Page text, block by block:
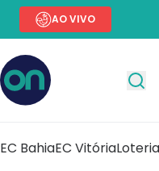
AO VIVO
EC BahiaEC Vitória